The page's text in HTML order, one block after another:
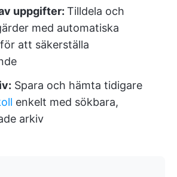
uppgifter: Tilldela och
med automatiska
att säkerställa
Spara och hämta tidigare
enkelt med sökbara,
arkiv